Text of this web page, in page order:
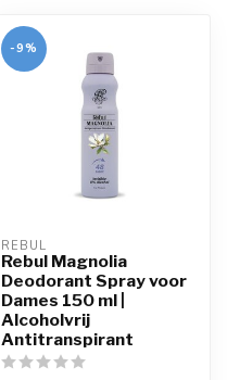
-9%
REBUL
Rebul Magnolia
Deodorant Spray voor
Dames 150 ml |
Alcoholvrij
Antitranspirant